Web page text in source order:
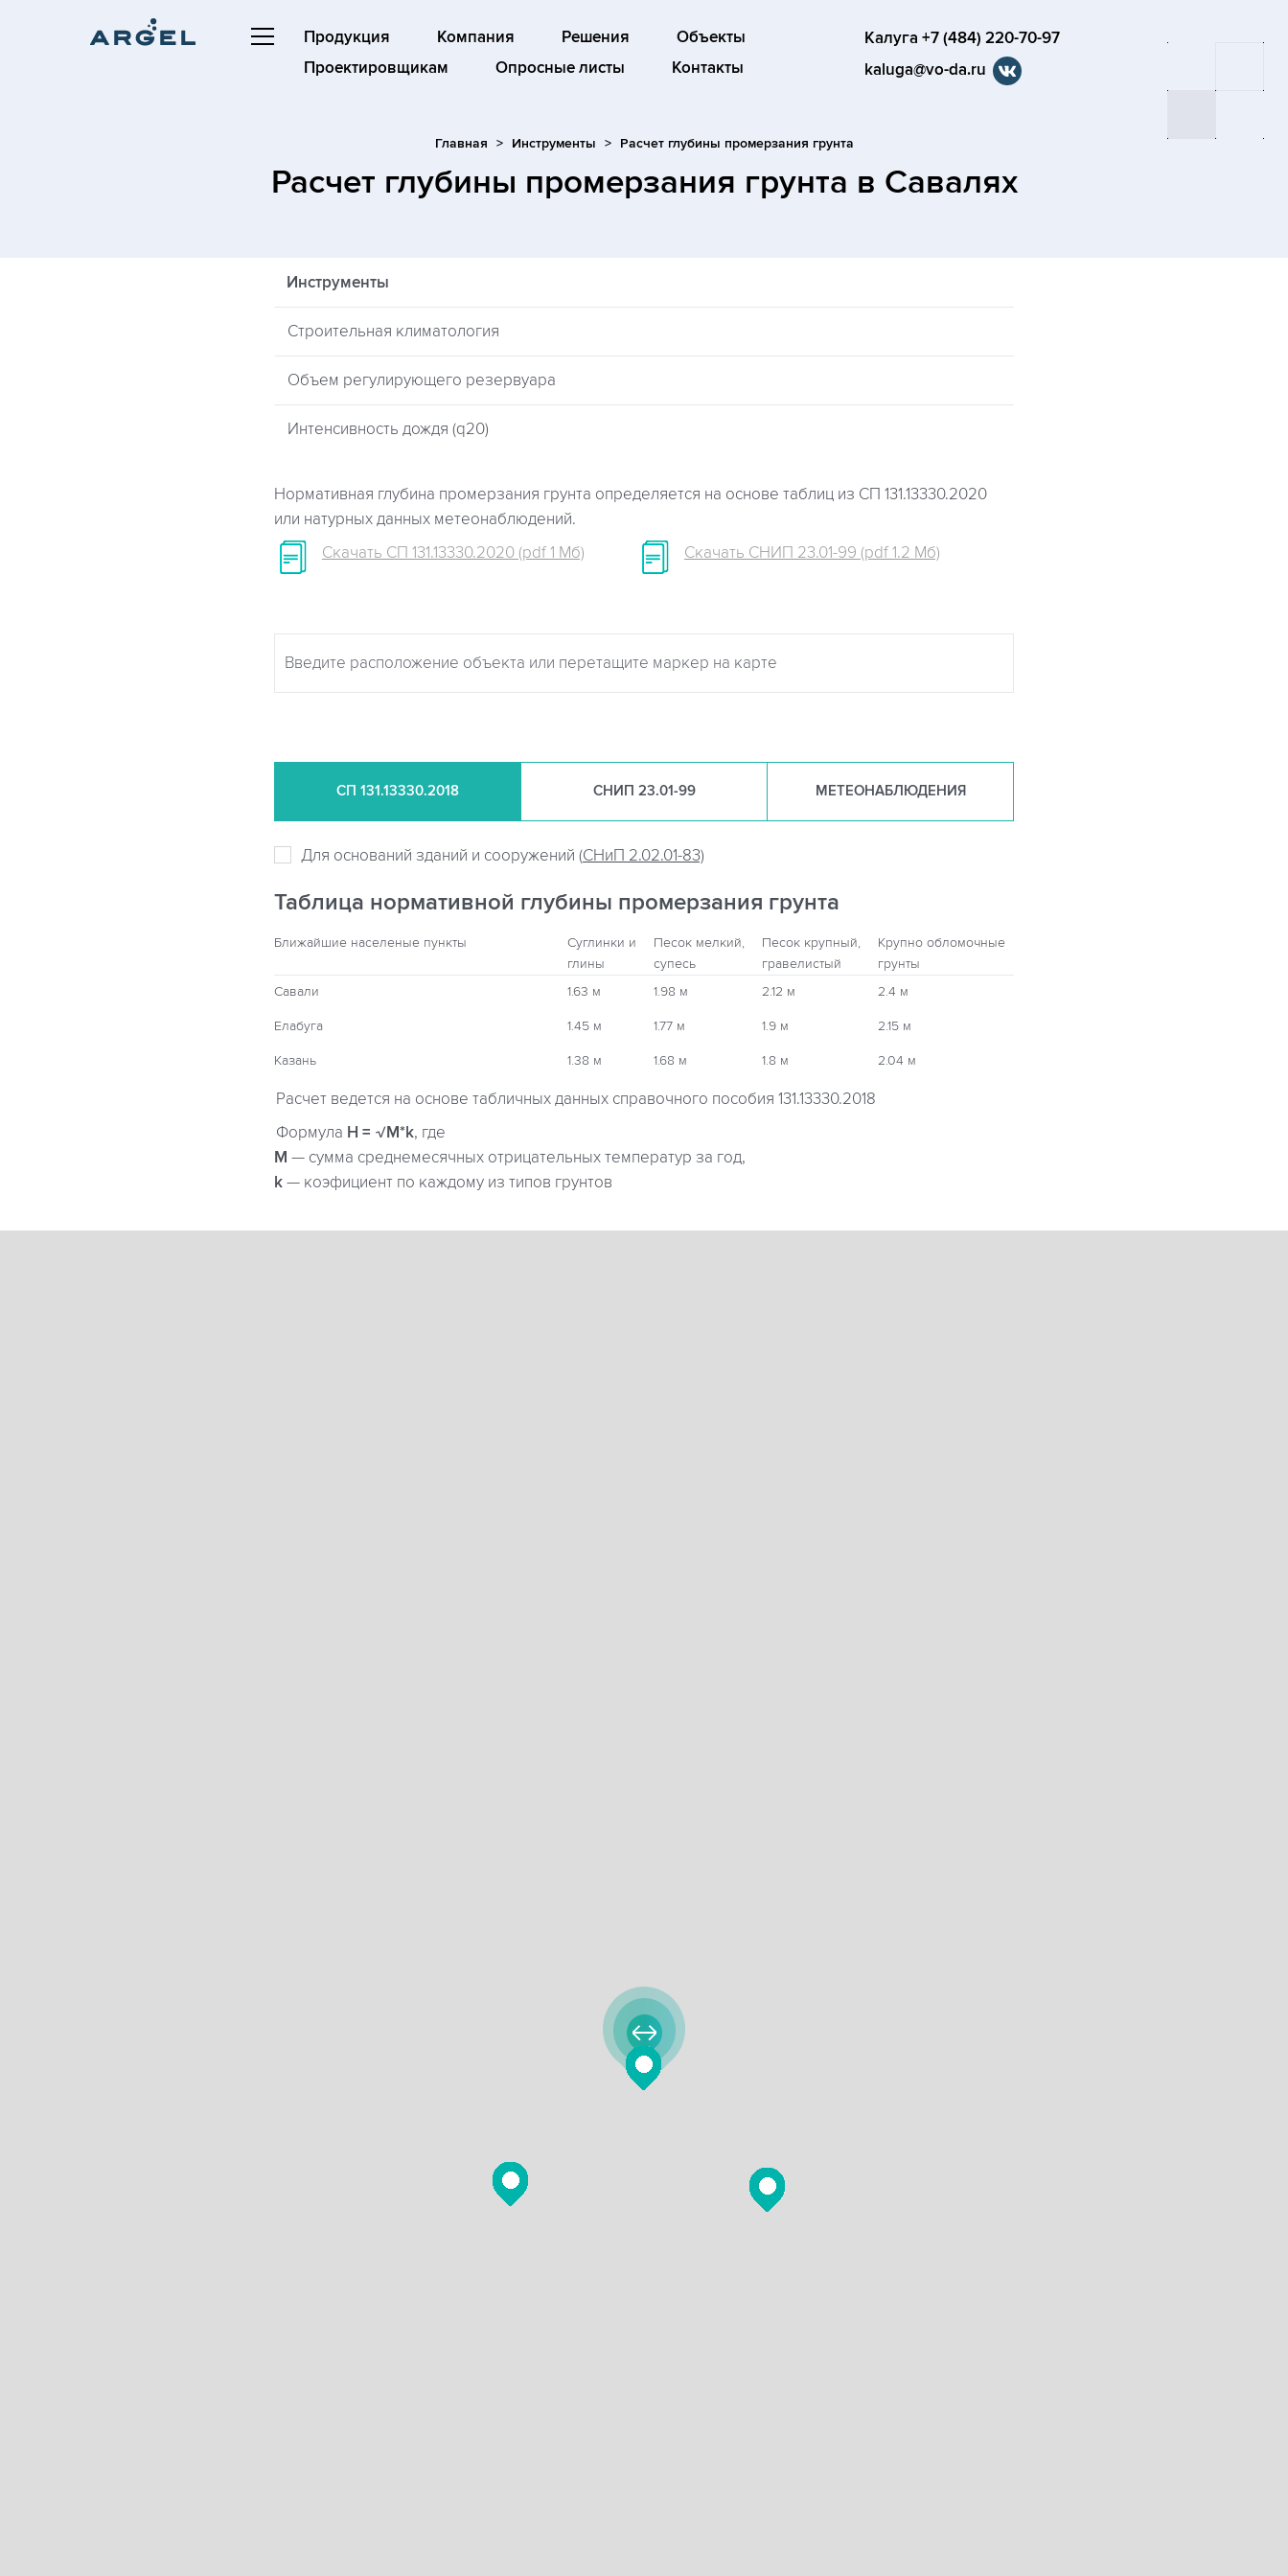
Продукция Компания Решения
Объекты
Проектировщикам
Опросные листы Контакты
Калуга +7 (484) 220-70-97
kaluga@vo-da.ru
Главная Инструменты Расчет глубины промерзания грунта
Расчет глубины промерзания грунта в Савалях
Инструменты
Строительная климатология
Объем регулирующего резервуара
Интенсивность дождя (q20)
Нормативная глубина промерзания грунта определяется на основе таблиц из СП 131.13330.2020
или натурных данных метеонаблюдений.
Скачать СП 131.13330.2020 (pdf 1 Мб)
Скачать СНИП 23.01-99 (pdf 1.2 Мб)
СП 131.13330.2018 СНИП 23.01-99 МЕТЕОНАБЛЮДЕНИЯ
Для оснований зданий и сооружений (СНиП 2.02.01-83)
Таблица нормативной глубины промерзания грунта
Ближайшие населеные пункты
Суглинки и
глины
Песок мелкий,
супесь
Песок крупный,
гравелистый
Крупно обломочные
грунты
Савали
1.63 м 1.98 м 2.12 м 2.4 м
Елабуга 1.45 м 1.77 м 1.9 м 2.15 м
Казань 1.38 м 1.68 м 1.8 м 2.04 м
Расчет ведется на основе табличных данных справочного пособия 131.13330.2018
Формула H = √M*k, где
М — сумма среднемесячных отрицательных температур за год,
k — коэфициент по каждому из типов грунтов